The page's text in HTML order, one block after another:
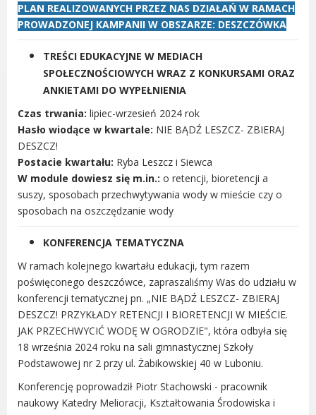
POZOSTAŁE
Państwowy Fundusz Rehabilitacji Osób
Niepełnosprawnych
Zakład Ubezpieczeń Społecznych
Poznańska Lokalna Organizacja
Turystyczna
Urząd statystyczny w Poznaniu
Polskiej Akademii Nauk
Instytut Skrzynki
Wielkopolski Park Narodowy
Muzeum Narodowe Rolnictwa i
Szreniawie
PTTK
Urząd Skarbowy
Państwowe Gospodarstwo Wodne
Wody Polskie
KONTAKT
PLAN REALIZOWANYCH PRZEZ NAS DZIAŁAŃ W RAMACH
PROWADZONEJ KAMPANII W OBSZARZE: DESZCZÓWKA
TREŚCI EDUKACYJNE W MEDIACH
SPOŁECZNOŚCIOWYCH WRAZ Z KONKURSAMI ORAZ
ANKIETAMI DO WYPEŁNIENIA
Czas trwania: lipiec-wrzesień 2024 rok
Hasło wiodące w kwartale: NIE BĄDŹ LESZCZ- ZBIERAJ
DESZCZ!
Postacie kwartału: Ryba Leszcz i Siewca
W module dowiesz się m.in.: o retencji, bioretencji a
suszy, sposobach przechwytywania wody w mieście czy o
sposobach na oszczędzanie wody
KONFERENCJA TEMATYCZNA
W ramach kolejnego kwartału edukacji, tym razem
poświęconego deszczówce, zapraszaliśmy Was do udziału w
konferencji tematycznej pn. „NIE BĄDŹ LESZCZ- ZBIERAJ
DESZCZ! PRZYKŁADY RETENCJI I BIORETENCJI W MIEŚCIE.
JAK PRZECHWYCIĆ WODĘ W OGRODZIE", która odbyła się
18 września 2024 roku na sali gimnastycznej Szkoły
Podstawowej nr 2 przy ul. Żabikowskiej 40 w Luboniu.
Konferencję poprowadził Piotr Stachowski - pracownik
naukowy Katedry Melioracji, Kształtowania Środowiska i